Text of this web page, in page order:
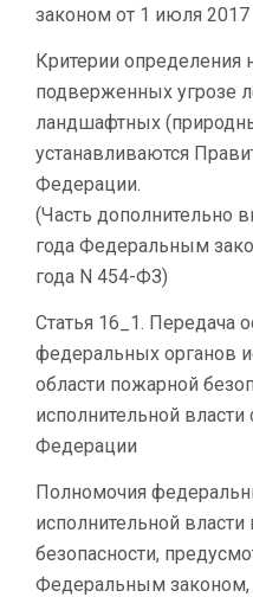
законом от 1 июля
Критерии определения
подверженных угрозе
ландшафтных
устанавливаются
Федерации.
(Часть дополнительно
года Федеральным
года N 454-ФЗ)
Статья 16_1. Передача
федеральных органов
области пожарной
исполнительной
Федерации
Полномочия
исполнительной
безопасности,
Федеральным законом,